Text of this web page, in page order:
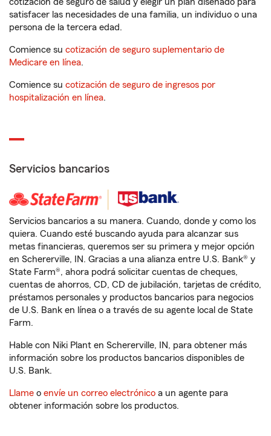
satisfacer las necesidades de una familia, un individuo o una
persona de la tercera edad.
Comience su cotización de seguro suplementario de
Medicare en línea.
Comience su cotización de seguro de ingresos por
hospitalización en línea.
Servicios bancarios
Servicios bancarios a su manera. Cuando, donde y como los
quiera. Cuando esté buscando ayuda para alcanzar sus
metas financieras, queremos ser su primera y mejor opción
en Schererville, IN. Gracias a una alianza entre U.S. Bank® y
State Farm®, ahora podrá solicitar cuentas de cheques,
cuentas de ahorros, CD, CD de jubilación, tarjetas de crédito,
préstamos personales y productos bancarios para negocios
de U.S. Bank en línea o a través de su agente local de State
Farm.
Hable con Niki Plant en Schererville, IN, para obtener más
información sobre los productos bancarios disponibles de
U.S. Bank.
Llame o envíe un correo electrónico a un agente para
obtener información sobre los productos.